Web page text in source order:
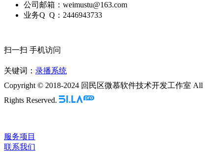
公司邮箱：weimustu@163.com
业务Q Q：2446943733
扫一扫 手机访问
关键词： 录播系统
Copyright © 2018-2024 回民区微慕软件技术开发工作室 All
Rights Reserved.
服务项目
联系我们